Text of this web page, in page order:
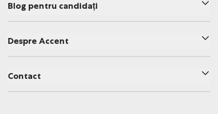
Blog pentru candidați
Despre Accent
Contact